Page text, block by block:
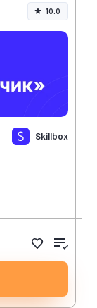
10.0
Skillbox